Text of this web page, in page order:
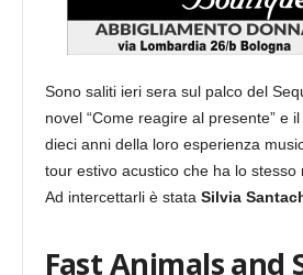
Sono saliti ieri sera sul palco del
novel “Come reagire al presente” e
dieci anni della loro esperienza
tour estivo acustico che ha lo stesso
Ad intercettarli è stata Silvia
Fast Animals and